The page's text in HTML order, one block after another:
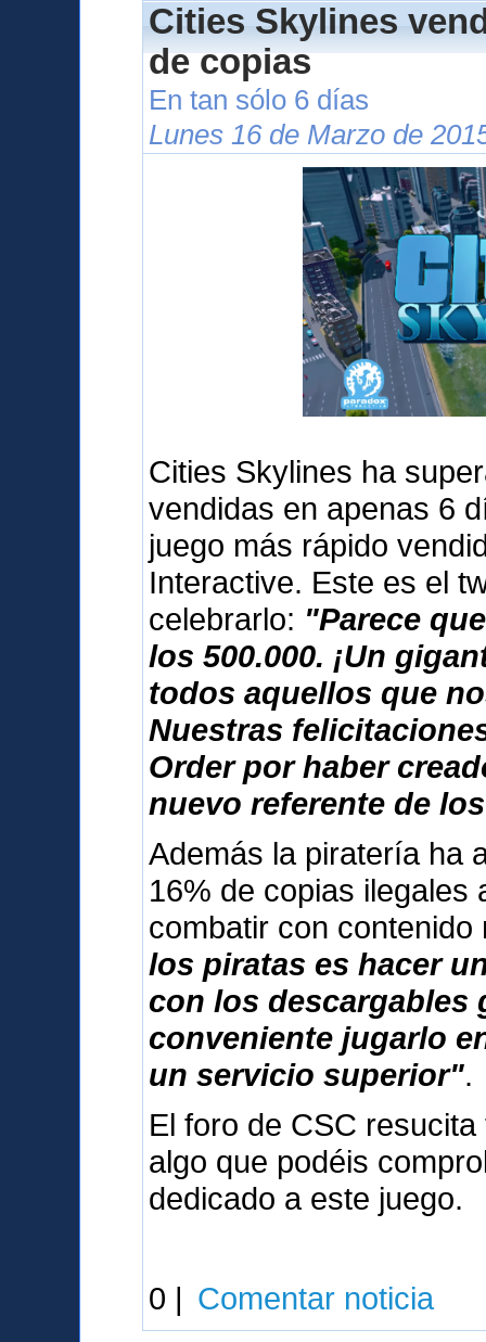
Cities Skylines
de copias
En tan sólo 6 días
Lunes 16 de Marzo de
Cities Skylines ha
vendidas en apenas 6
juego más rápido
Interactive. Este es el
celebrarlo: "Parece
los 500.000. ¡Un
todos aquellos que
Nuestras
Order por haber
nuevo referente de
Además la piratería ha
16% de copias ilegales
combatir con
los piratas es hacer
con los descargables
conveniente jugarlo
un servicio superior".
El foro de CSC
algo que podéis
dedicado a este juego.
0 | Comentar noticia